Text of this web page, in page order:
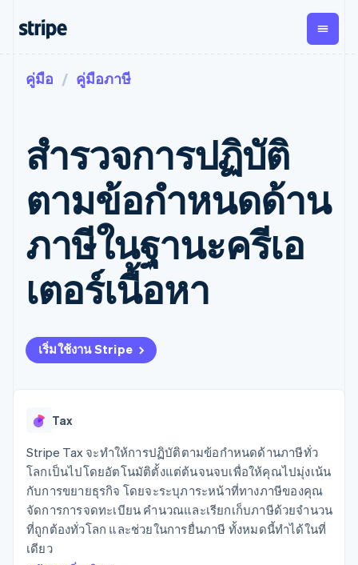
การชำระเงิน
การชำระเงิน
ออนไลน์
Payment links
การชำระเงิน
แบบไม่ต้อง
เขียนโค้ด
Checkout
UI การชำระ
เงินสำเร็จรูป
Elements
องค์ประกอบ UI
ที่ยืดหยุ่น
เข้าถึงได้
มากกว่า 125
Boost
ยอมรับการ
การชำระเงินที่
รวดเร็วขึ้น
แบบแผนล่วง
หน้า
Metronome
การเรียกเก็บ
เงินตามการ
ตามรอบบิล
การจัดการ
การชำระเงิน
ตามรอบบิล
Invoicing
ครั้งเดียวหรือ
คิดภาษีการ
ขายและ VAT
Recognition
สำหรับการ
ทำบัญชี
Stripe
Sigma
รายงานที่
ออกแบบเอง
Data
Pipeline
การซิงค์
Global
Payouts
เบิกจ่าย
ให้กับ
บุคคลที่
สาม
การชำ
เงินสำ
แพลต
ตามขั้น
ตามกรณีใช้งาน
อีคอมเมิร์ซ
บริการทางการเงินที่ผสาน
รวมในตัว
การทำงานอัตโนมัติด้าน
การเงิน
มาร์เก็ตเพลส
การจัดการเงิน
ตามอุตสาหกรรม
บริษัท AI
แวดวงครีเอเตอร์
เกม
การบริการ การเดินทาง
เอกสารประกอบ
Stripe Apps
รับการชำระเงินออนไลน์
ติดตั้งใช้งานการชำระเงิน
สำเร็จรูป
สร้างแพลตฟอร์มหรือ
รอบบิล
เสนอการเรียกเก็บเงินตาม
แหล่งข้อมูล
การเชื่อมต่อการทำงาน
เรียนรู้
การสนับสนุน
รับการสนับสนุน
แพ็กเกจการสนับสนุนที่ได้
รับการจัดการ
บริการเฉพาะทาง
บริษัท
Stripe Press
การติดต่อ
คู่มือ คู่มือภาษี
สํารวจการปฏิบัติ
ตามข้อกําหนดด้าน
ภาษีในฐานะครีเอ
เตอร์เนื้อหา
เริ่มใช้งาน Stripe
Tax
Stripe Tax จะทำให้การปฏิบัติตามข้อกำหนดด้านภาษีทั่ว
โลกเป็นไปโดยอัตโนมัติตั้งแต่ต้นจนจบเพื่อให้คุณไปมุ่งเน้น
กับการขยายธุรกิจ โดยจะระบุภาระหน้าที่ทางภาษีของคุณ
จัดการการจดทะเบียน คำนวณและเรียกเก็บภาษีด้วยจำนวน
ที่ถูกต้องทั่วโลก และช่วยในการยื่นภาษี ทั้งหมดนี้ทำได้ในที่
เดียว